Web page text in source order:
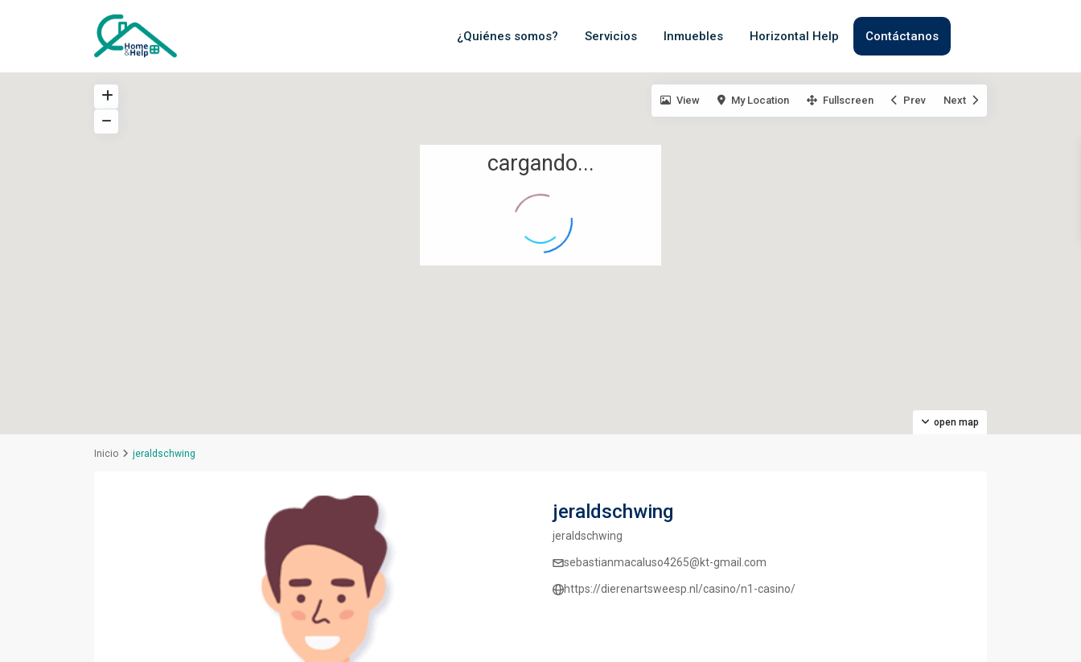
¿Quiénes somos? Servicios Inmuebles Horizontal Help Contáctanos
cargando...
open map
View My Location Fullscreen Prev Next
Inicio jeraldschwing
jeraldschwing
jeraldschwing
sebastianmacaluso4265@kt-gmail.com
https://dierenartsweesp.nl/casino/n1-casino/